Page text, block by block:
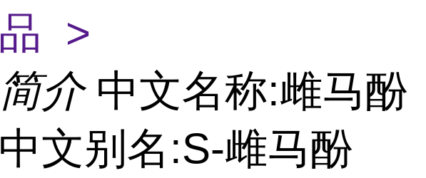
品 >
简介 中文名称:雌马酚
中文别名:S-雌马酚